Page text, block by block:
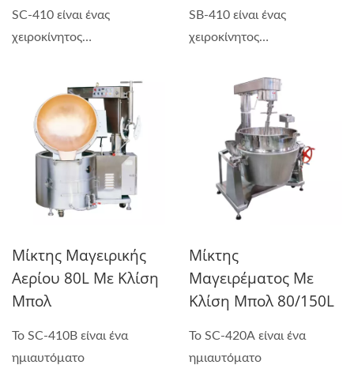
SC-410 είναι ένας
χειροκίνητος
SB-410 είναι ένας
χειροκίνητος
Μίκτης Μαγειρικής
Αερίου 80L Με Κλίση
Μπολ
Το SC-410B είναι ένα
ημιαυτόματο
Μίκτης
Μαγειρέματος Με
Κλίση Μπολ 80/150L
Το SC-420A είναι ένα
ημιαυτόματο